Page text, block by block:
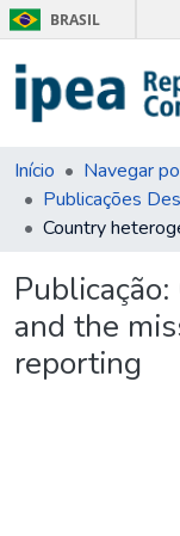
BRASIL
Início
Publicações
Publicação:
and the
reporting